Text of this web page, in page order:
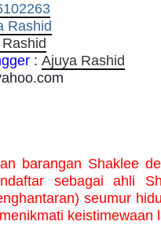
Rashid
: Ajuya Rashid
barangan Shaklee
sebagai ahli
seumur
keistimewaan